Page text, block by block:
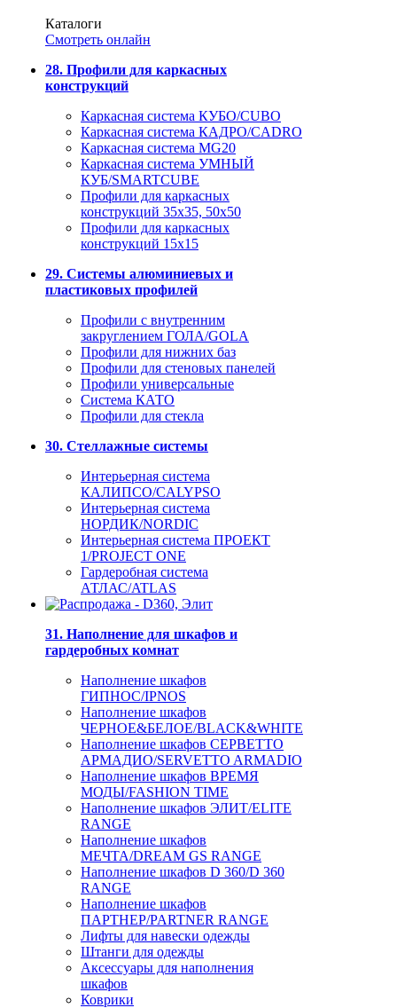
Каталоги
Смотреть онлайн
28. Профили для каркасных
конструкций
Каркасная система КУБО/CUBO
Каркасная система КАДРО/CADRO
Каркасная система MG20
Каркасная система УМНЫЙ
КУБ/SMARTCUBE
Профили для каркасных
конструкций 35x35, 50x50
Профили для каркасных
конструкций 15х15
29. Системы алюминиевых и
пластиковых профилей
Профили с внутренним
закруглением ГОЛА/GOLA
Профили для нижних баз
Профили для стеновых панелей
Профили универсальные
Система КАТО
Профили для стекла
30. Стеллажные системы
Интерьерная система
КАЛИПСО/CALYPSO
Интерьерная система
НОРДИК/NORDIC
Интерьерная система ПРОЕКТ
1/PROJECT ONE
Гардеробная система
АТЛАС/ATLAS
31. Наполнение для шкафов и
гардеробных комнат
Наполнение шкафов
ГИПНОС/IPNOS
Наполнение шкафов
ЧЕРНОЕ&БЕЛОЕ/BLACK&WHITE
Наполнение шкафов СЕРВЕТТО
АРМАДИО/SERVETTO ARMADIO
Наполнение шкафов ВРЕМЯ
МОДЫ/FASHION TIME
Наполнение шкафов ЭЛИТ/ELITE
RANGE
Наполнение шкафов
МЕЧТА/DREAM GS RANGE
Наполнение шкафов D 360/D 360
RANGE
Наполнение шкафов
ПАРТНЕР/PARTNER RANGE
Лифты для навески одежды
Штанги для одежды
Аксессуары для наполнения
шкафов
Коврики